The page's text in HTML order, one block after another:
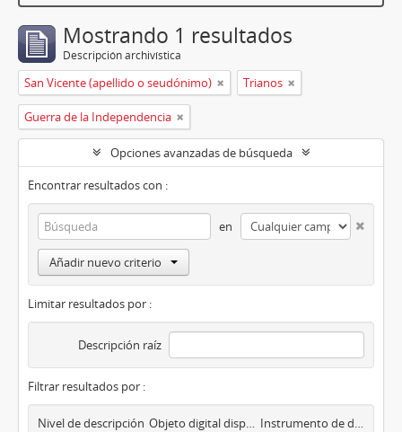
Mostrando 1 resultados
Descripción archivística
San Vicente (apellido o seudónimo) Trianos
Guerra de la Independencia
Opciones avanzadas de búsqueda
Encontrar resultados con :
en
Añadir nuevo criterio
Limitar resultados por :
Descripción raíz
Filtrar resultados por :
Nivel de descripción Objeto digital disponibles Instrumento de descripción